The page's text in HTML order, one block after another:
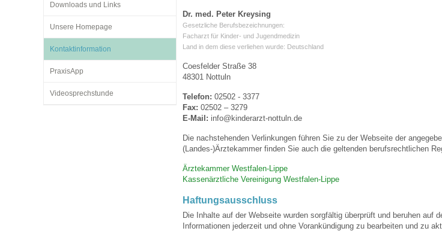
Häufige Fragen
Recht auf Impfung
Vorsorge- und Impferinnerung
Hörlexikon
Material zu den Vorsorgen
Entwicklungskalender
Broschüren und Informationsflyer
Familienzeit gesund gestalten
U0-Vorsorge
Downloads und Links
Unsere Homepage
Kontaktinformation
PraxisApp
Videosprechstunde
Dr. med. Peter Kreysing
Gesetzliche Berufsbezeichnungen:
Facharzt für Kinder- und Jugendmedizin
Land in dem diese verliehen wurde: Deutschland
Coesfelder Straße 38
48301 Nottuln
Telefon: 02502 - 3377
Fax: 02502 – 3279
E-Mail: info@kinderarzt-nottuln.de
Die nachstehenden Verlinkungen führen Sie zu der Webseite der
(Landes-)Ärztekammer finden Sie auch die geltenden berufsrechtlichen
Ärztekammer Westfalen-Lippe
Kassenärztliche Vereinigung Westfalen-Lippe
Haftungsausschluss
Die Inhalte auf der Webseite wurden sorgfältig überprüft und beruhen
Informationen jederzeit und ohne Vorankündigung zu bearbeiten und zu